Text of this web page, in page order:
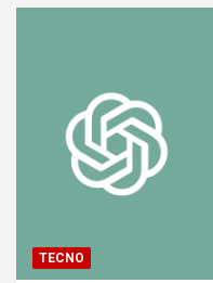
TECNO